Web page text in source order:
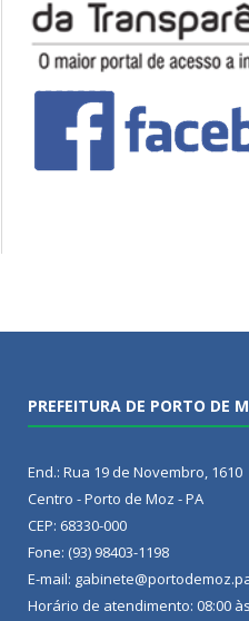
PREFEITURA DE PORTO DE
End.: Rua 19 de Novembro, 1610
Centro - Porto de Moz - PA
CEP: 68330-000
Fone: (93) 98403-1198
E-mail:
Horário de atendimento: 08:00